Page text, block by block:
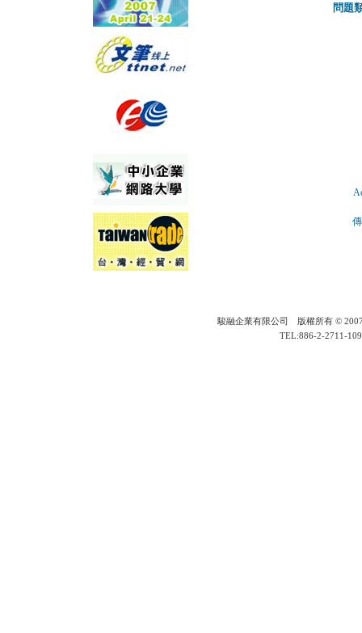
問題
駿融企業有限公司 版權所有 © 2007
TEL:886-2-2711-